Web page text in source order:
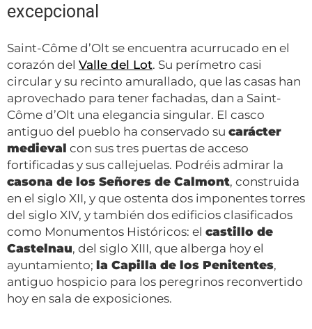
excepcional
Saint-Côme d’Olt se encuentra acurrucado en el
corazón del Valle del Lot. Su perímetro casi
circular y su recinto amurallado, que las casas han
aprovechado para tener fachadas, dan a Saint-
Côme d’Olt una elegancia singular. El casco
antiguo del pueblo ha conservado su carácter
medieval con sus tres puertas de acceso
fortificadas y sus callejuelas. Podréis admirar la
casona de los Señores de Calmont, construida
en el siglo XII, y que ostenta dos imponentes torres
del siglo XIV, y también dos edificios clasificados
como Monumentos Históricos: el castillo de
Castelnau, del siglo XIII, que alberga hoy el
ayuntamiento; la Capilla de los Penitentes,
antiguo hospicio para los peregrinos reconvertido
hoy en sala de exposiciones.